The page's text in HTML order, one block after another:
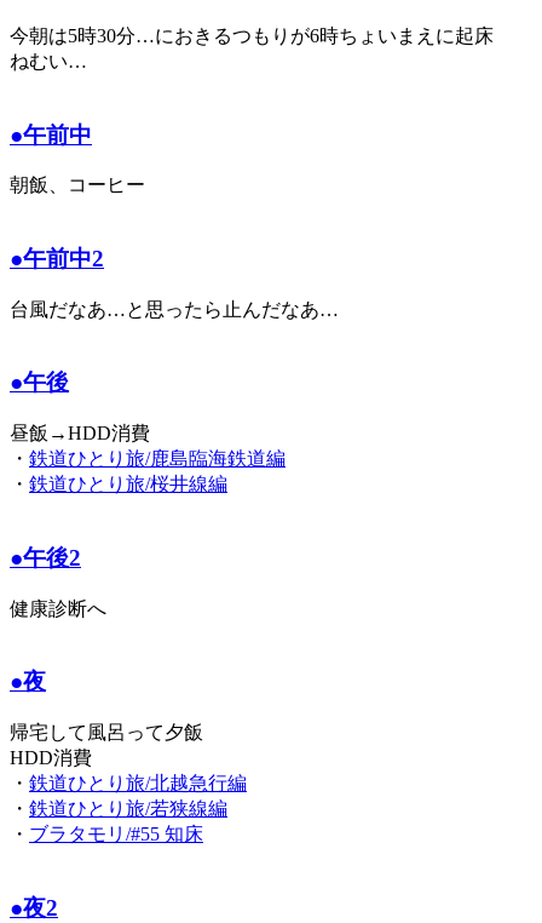
今朝は5時30分…におきるつもりが6時ちょいまえに起床
ねむい…
●午前中
朝飯、コーヒー
●午前中2
台風だなあ…と思ったら止んだなあ…
●午後
昼飯→HDD消費
・ 鉄道ひとり旅/鹿島臨海鉄道編
・ 鉄道ひとり旅/桜井線編
●午後2
健康診断へ
●夜
帰宅して風呂って夕飯
HDD消費
・ 鉄道ひとり旅/北越急行編
・ 鉄道ひとり旅/若狭線編
・ ブラタモリ/#55 知床
●夜2